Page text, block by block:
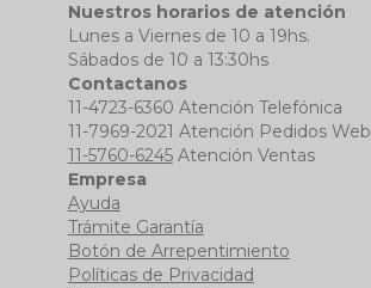
Nuestros horarios de atención
Lunes a Viernes de 10 a 19hs.
Sábados de 10 a 13:30hs
Contactanos
11-4723-6360 Atención Telefónica
11-7969-2021 Atención Pedidos Web
11-5760-6245Atención Ventas
Empresa
Ayuda
Trámite Garantía
Botón de Arrepentimiento
Políticas de Privacidad